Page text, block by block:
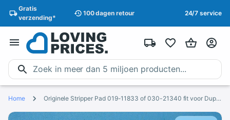
Gratis
verzending*
100 dagen retour 24/7 service
Home Originele Stripper Pad 019-11833 of 030-21340 fit voor Duplicator RISO ES EV RZ RV RZ RP FR GR